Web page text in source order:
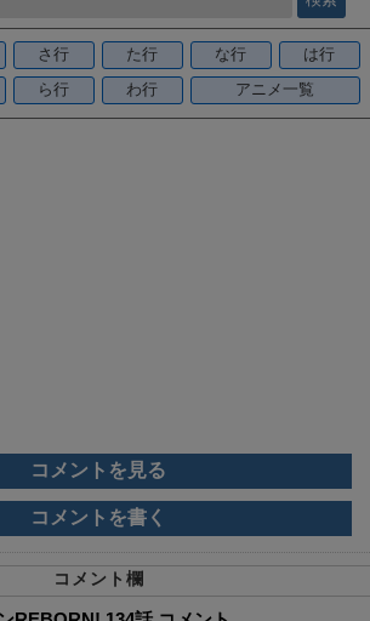
さ行 た行 な行
は行
ら行 わ行 アニメ一覧
コメントを見る
コメントを書く
コメント欄